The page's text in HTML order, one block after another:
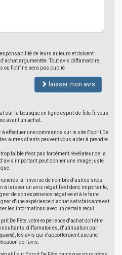
de leurs auteurs et doivent
argumentée. Tout avis diffamatoire,
ou fictif ne sera pas publié
laisser mon avis
sur la boutique en ligne esprit-de-fete.fr, vous
avant un achat.
à effectuer une commande sur le site Esprit De
autres clients peuvent vous aider à prendre
faible n'est pas forcément révélateur de la
important peut donner une image juste
à l'inverse de nombre d'autres sites.
à laisser un avis négatif est donc importante,
de son expérience négative et à le faire
d'une expérience d'achat satisfaisante est
les informations avec un certain recul.
De Fête, votre expérience d'achat doit être
insultants, diffamatoires, (l'utilisation par
), les avis qui n'apporteraient aucune
de l'avis.